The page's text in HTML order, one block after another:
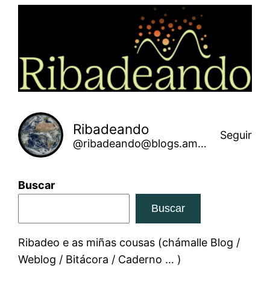
Ribadeando
@ribadeando@blogs.amarinha.gal
Seguir
Buscar
Buscar
Ribadeo e as miñas cousas (chámalle Blog /
Weblog / Bitácora / Caderno … )